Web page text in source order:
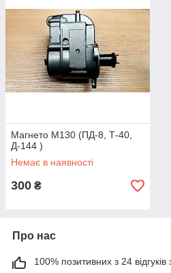
Магнето М130 (ПД-8, Т-40,
Д-144 )
Немає в наявності
300 ₴
Про нас
100% позитивних з 24 відгуків